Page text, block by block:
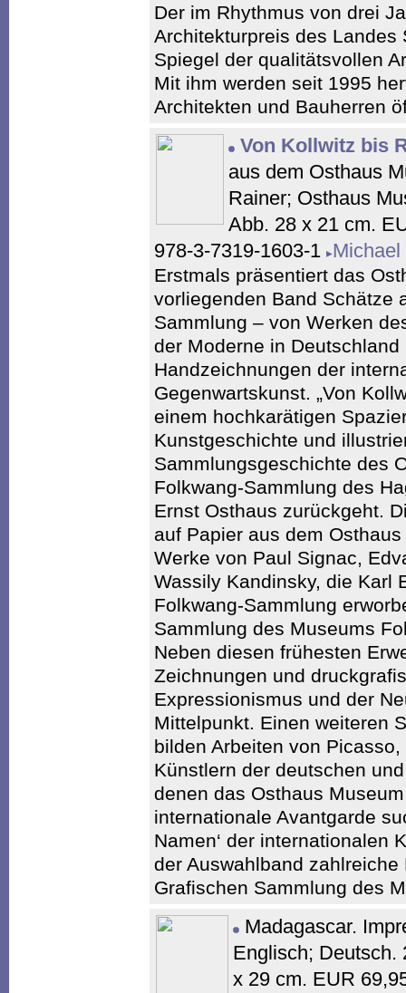
Der im Rhythmus von drei
Architekturpreis des Landes
Spiegel der qualitätsvollen
Mit ihm werden seit 1995
Architekten und Bauherren
Von Kollwitz bis
aus dem Osthaus
Rainer; Osthaus
Abb. 28 x 21 cm.
978-3-7319-1603-1 Michael
Erstmals präsentiert das
vorliegenden Band Schätze
Sammlung – von Werken
der Moderne in
Handzeichnungen der
Gegenwartskunst. „Von
einem hochkarätigen
Kunstgeschichte und
Sammlungsgeschichte des
Folkwang-Sammlung des
Ernst Osthaus zurückgeht.
auf Papier aus dem
Werke von Paul Signac,
Wassily Kandinsky, die Karl
Folkwang-Sammlung
Sammlung des Museums
Neben diesen frühesten
Zeichnungen und
Expressionismus und der
Mittelpunkt. Einen weiteren
bilden Arbeiten von
Künstlern der deutschen
denen das Osthaus
internationale Avantgarde
Namen‘ der internationalen
der Auswahlband
Grafischen Sammlung des
Madagascar.
Englisch; Deutsch.
x 29 cm. EUR